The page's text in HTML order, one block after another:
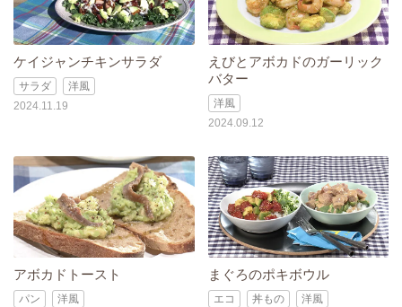
ケイジャンチキンサラダ
サラダ
洋風
2024.11.19
えびとアボカドのガーリック
バター
洋風
2024.09.12
アボカドトースト
パン
洋風
まぐろのポキボウル
エコ 丼もの
洋風